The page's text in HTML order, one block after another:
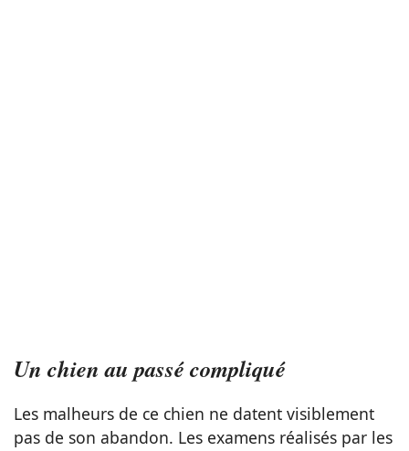
Un chien au passé compliqué
Les malheurs de ce chien ne datent visiblement
pas de son abandon. Les examens réalisés par les